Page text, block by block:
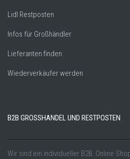
Lidl Restposten
Infos für Großhändler
Lieferanten finden
Wiederverkäufer werden
B2B GROSSHANDEL UND RESTPOSTEN
Wir sind ein individueller B2B Online